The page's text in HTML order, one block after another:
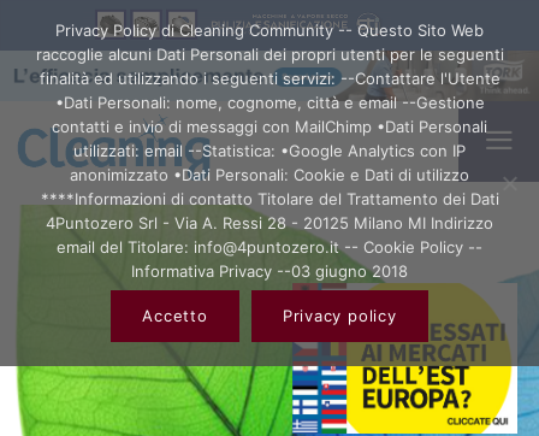
Privacy Policy di Cleaning Community -- Questo Sito Web
raccoglie alcuni Dati Personali dei propri utenti per le seguenti
finalità ed utilizzando i seguenti servizi: --Contattare l'Utente
•Dati Personali: nome, cognome, città e email --Gestione
contatti e invio di messaggi con MailChimp •Dati Personali
utilizzati: email --Statistica: •Google Analytics con IP
anonimizzato •Dati Personali: Cookie e Dati di utilizzo
****Informazioni di contatto Titolare del Trattamento dei Dati
4Puntozero Srl - Via A. Ressi 28 - 20125 Milano MI Indirizzo
email del Titolare: info@4puntozero.it -- Cookie Policy --
Informativa Privacy --03 giugno 2018
Accetto Privacy policy